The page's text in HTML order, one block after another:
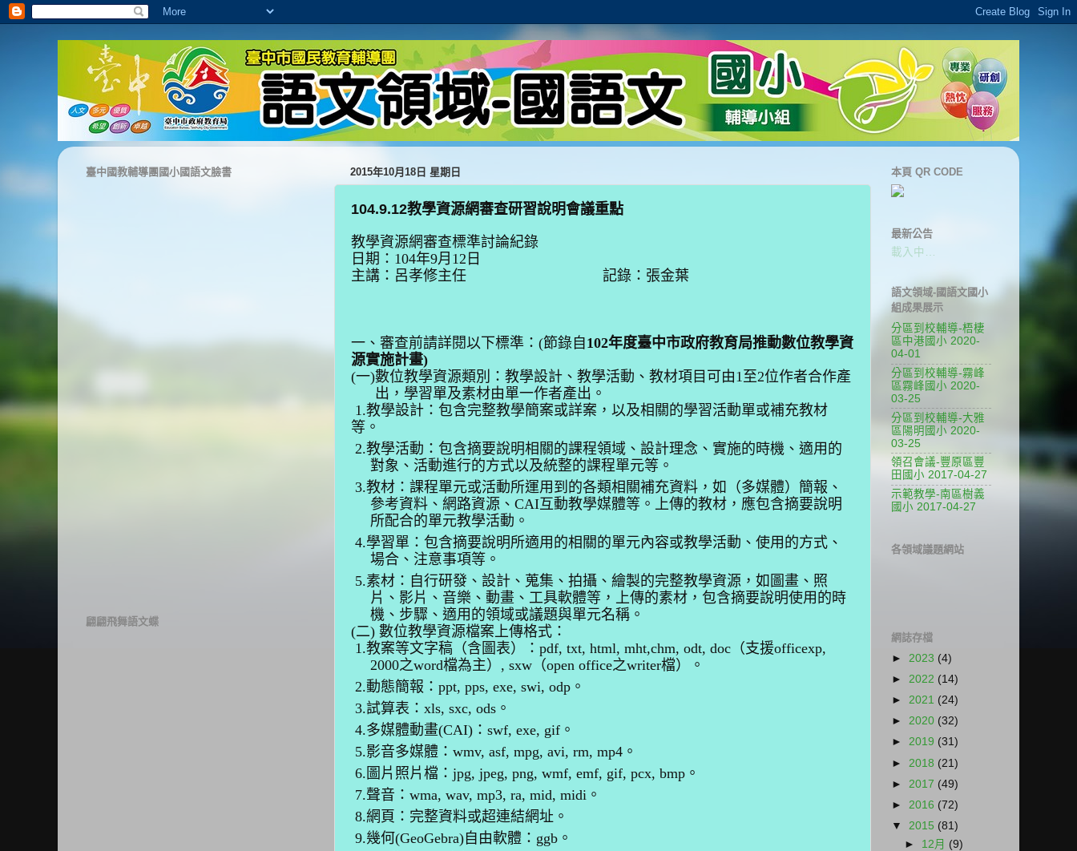
2015年10月18日 星期日
104.9.12教學資源網審查研習說明會議重點
教學資源網審查標準討論紀錄
日期：104年9月12日
主講 ：呂孝修主任 記錄：張金葉
一、審查前請詳閱以下標準：(節錄 自 102年度臺中市政府教育局推動數位教學資
源實施計畫)
(一)數位教學資源類別：教學設計、教學活動、教材項目可由1至2位作者合作產
出，學習單及素材由單一作者產出。
1.教學設計：包含完整教學簡案或詳案，以及相關的學習活動單或補充教材
等。
2.教學活動：包含摘要說明相關的課程領域、設計理念、實施的時機、適用的
對象、活動進行的方式以及統整的課程單元等。
3.教材：課程單元或活動所運用到的各類相關補充資料，如（多媒體）簡報、
參考資料、網路資源、CAI互動教學媒體等。上傳的教材，應包含摘要說明
所配合的單元教學活動。
4.學習單：包含摘要說明所適用的相關的單元內容或教學活動、使用的方式、
場合、注意事項等。
5.素材：自行研發、設計、蒐集、拍攝、繪製的完整教學資源，如圖畫、照
片、影片、音樂、動畫、工具軟體等，上傳的素材，包含摘要說明使用的時
機、步驟、適用的領域或議題與單元名稱。
(二) 數位教學資源檔案上傳格式：
1.教案等文字稿（含圖表）：pdf, txt, html, mht,chm, odt, doc（支援officexp,
2000之word檔為主）, sxw（open office之writer檔）。
2.動態簡報：ppt, pps, exe, swi, odp。
3.試算表：xls, sxc, ods。
4.多媒體動畫(CAI)：swf, exe, gif。
5.影音多媒體：wmv, asf, mpg, avi, rm, mp4。
6.圖片照片檔：jpg, jpeg, png, wmf, emf, gif, pcx, bmp。
7.聲音：wma, wav, mp3, ra, mid, midi。
8.網頁：完整資料或超連結網址。
9.幾何(GeoGebra)自由軟體：ggb。
臺中國教輔導團國小國語文臉書
翩翩飛舞語文蝶
本頁 QR CODE
最新公告
載入中…
語文領域-國語文國小
組成果展示
分區到校輔導-梧棲
區中港國小 2020-
04-01
分區到校輔導-霧峰
區霧峰國小 2020-
03-25
分區到校輔導-大雅
區陽明國小 2020-
03-25
領召會議-豐原區豐
田國小 2017-04-27
示範教學-南區樹義
國小 2017-04-27
各領域議題網站
網誌存檔
► 2023 (4)
► 2022 (14)
► 2021 (24)
► 2020 (32)
► 2019 (31)
► 2018 (21)
► 2017 (49)
► 2016 (72)
▼ 2015 (81)
► 12月 (9)